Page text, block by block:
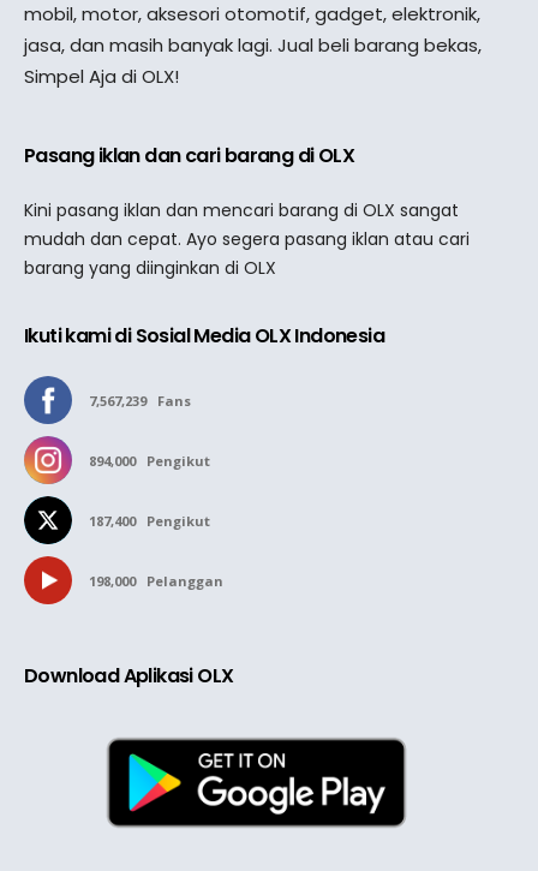
mobil, motor, aksesori otomotif, gadget, elektronik,
jasa, dan masih banyak lagi. Jual beli barang bekas,
Simpel Aja di OLX!
Pasang iklan dan cari barang di OLX
Kini pasang iklan dan mencari barang di OLX sangat
mudah dan cepat. Ayo segera pasang iklan atau cari
barang yang diinginkan di OLX
Ikuti kami di Sosial Media OLX Indonesia
7,567,239 Fans
894,000 Pengikut
187,400 Pengikut
198,000 Pelanggan
Download Aplikasi OLX